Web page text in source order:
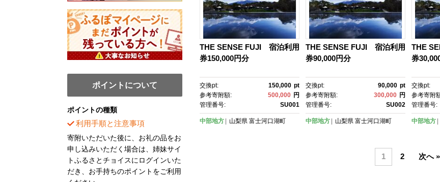
THE SENSE FUJI 宿泊利用
券150,000円分
交換pt: 150,000 pt
参考寄附額:
500,000 円
管理番号:
SU001
中部地方 山梨県 富士河口湖町
THE SENSE FUJI 宿泊利用
券90,000円分
交換pt: 90,000 pt
参考寄附額:
300,000 円
管理番号:
SU002
中部地方 山梨県 富士河口湖町
THE
券
交換pt:
参考寄附
管理番号:
中部地方
1 2 次へ »
ポイントについて
ポイントの種類
利用手順と注意事項
寄附いただいた後に、お礼の品をお
申し込みいただく場合は、姉妹サイ
トふるさとチョイスにログインいた
だき、お手持ちのポイントをご利用